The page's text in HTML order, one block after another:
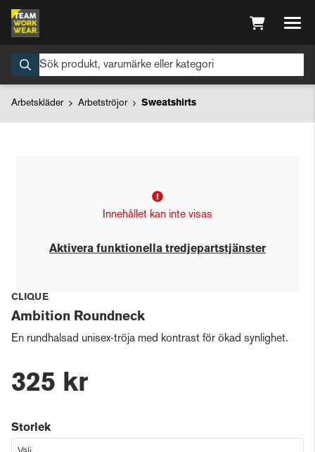
Arbetskläder Arbetströjor Sweatshirts
Innehållet kan inte visas
Aktivera funktionella tredjepartstjänster
CLIQUE
Ambition Roundneck
En rundhalsad unisex-tröja med kontrast för ökad synlighet.
325 kr
Storlek